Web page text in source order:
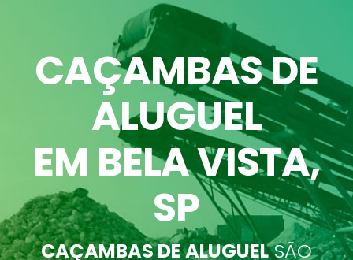
CAÇAMBAS DE
ALUGUEL
EM BELA VISTA,
SP
CAÇAMBAS DE ALUGUELSÃO